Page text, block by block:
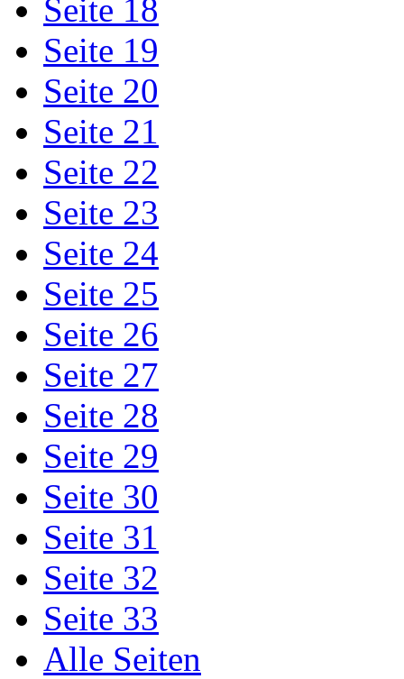
Seite 18
Seite 19
Seite 20
Seite 21
Seite 22
Seite 23
Seite 24
Seite 25
Seite 26
Seite 27
Seite 28
Seite 29
Seite 30
Seite 31
Seite 32
Seite 33
Alle Seiten